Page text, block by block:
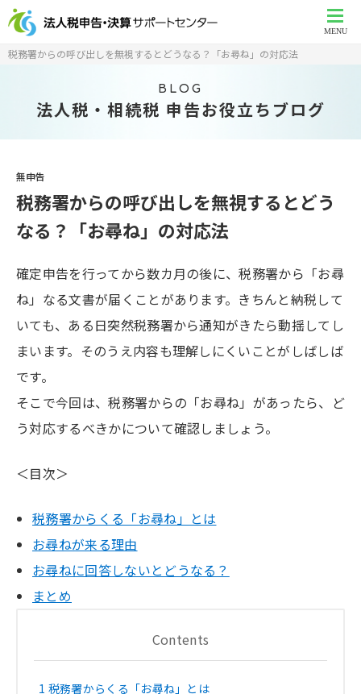
MENU
税務署からの呼び出しを無視するとどうなる？「お尋ね」の対応法
BLOG
法人税・相続税 申告お役立ちブログ
無申告
税務署からの呼び出しを無視するとどう
なる？「お尋ね」の対応法
確定申告を行ってから数カ月の後に、税務署から「お尋
ね」なる文書が届くことがあります。きちんと納税して
いても、ある日突然税務署から通知がきたら動揺してし
まいます。そのうえ内容も理解しにくいことがしばしば
です。
そこで今回は、税務署からの「お尋ね」があったら、ど
う対応するべきかについて確認しましょう。
＜目次＞
税務署からくる「お尋ね」とは
お尋ねが来る理由
お尋ねに回答しないとどうなる？
まとめ
Contents
1 税務署からくる「お尋ね」とは